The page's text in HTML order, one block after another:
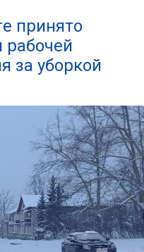
принято
рабочей
за уборкой